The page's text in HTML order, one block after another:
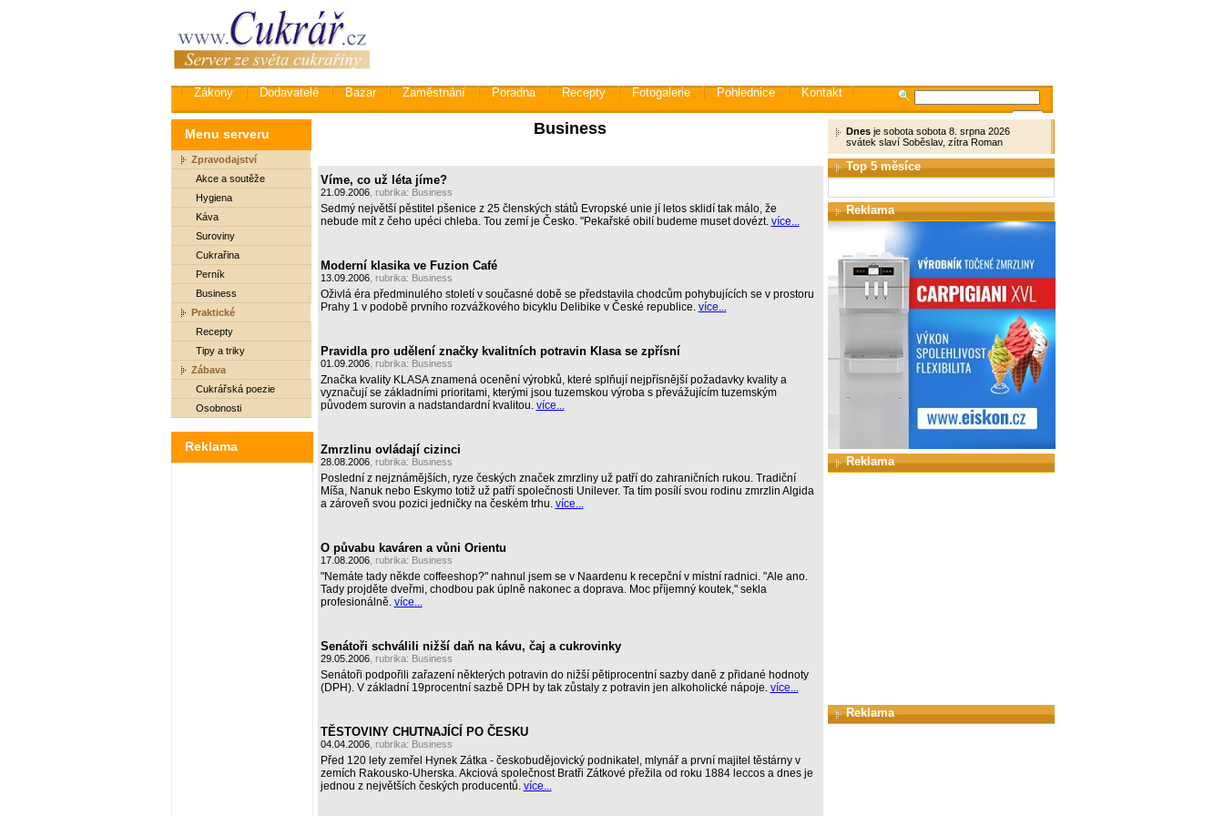
Zákony Dodavatelé Bazar Zaměstnání Poradna Recepty Fotogalerie Pohlednice Kontakt
Menu serveru
Zpravodajství
Akce a soutěže
Hygiena
Káva
Suroviny
Cukrařina
Perník
Business
Praktické
Recepty
Tipy a triky
Zábava
Cukrářská poezie
Osobnosti
Reklama
Business
Víme, co už léta jíme?
21.09.2006, rubrika: Business
Sedmý největší pěstitel pšenice z 25 členských států Evropské unie jí letos sklidí tak málo, že
nebude mít z čeho upéci chleba. Tou zemí je Česko. "Pekařské obilí budeme muset dovézt. více...
Moderní klasika ve Fuzion Café
13.09.2006, rubrika: Business
Oživlá éra předminulého století v současné době se představila chodcům pohybujících se v prostoru
Prahy 1 v podobě prvního rozvážkového bicyklu Delibike v České republice. více...
Pravidla pro udělení značky kvalitních potravin Klasa se zpřísní
01.09.2006, rubrika: Business
Značka kvality KLASA znamená ocenění výrobků, které splňují nejpřísnější požadavky kvality a
vyznačují se základními prioritami, kterými jsou tuzemskou výroba s převážujícím tuzemským
původem surovin a nadstandardní kvalitou. více...
Zmrzlinu ovládají cizinci
28.08.2006, rubrika: Business
Poslední z nejznámějších, ryze českých značek zmrzliny už patří do zahraničních rukou. Tradiční
Míša, Nanuk nebo Eskymo totiž už patří společnosti Unilever. Ta tím posílí svou rodinu zmrzlin Algida
a zároveň svou pozici jedničky na českém trhu. více...
O půvabu kaváren a vůni Orientu
17.08.2006, rubrika: Business
"Nemáte tady někde coffeeshop?" nahnul jsem se v Naardenu k recepční v místní radnici. "Ale ano.
Tady projděte dveřmi, chodbou pak úplně nakonec a doprava. Moc příjemný koutek," sekla
profesionálně. více...
Senátoři schválili nižší daň na kávu, čaj a cukrovinky
29.05.2006, rubrika: Business
Senátoři podpořili zařazení některých potravin do nižší pětiprocentní sazby daně z přidané hodnoty
(DPH). V základní 19procentní sazbě DPH by tak zůstaly z potravin jen alkoholické nápoje. více...
TĚSTOVINY CHUTNAJÍCÍ PO ČESKU
04.04.2006, rubrika: Business
Před 120 lety zemřel Hynek Zátka - českobudějovický podnikatel, mlynář a první majitel těstárny v
zemích Rakousko-Uherska. Akciová společnost Bratři Zátkové přežila od roku 1884 leccos a dnes je
jednou z největších českých producentů. více...
Dnesje sobota sobota 8. srpna 2026
svátek slaví Soběslav, zítra Roman
Top 5 měsíce
Reklama
Reklama
Reklama